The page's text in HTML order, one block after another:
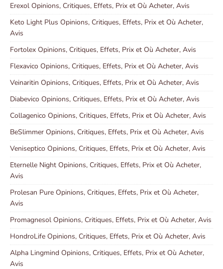
Erexol Opinions, Critiques, Effets, Prix et Où Acheter, Avis
Keto Light Plus Opinions, Critiques, Effets, Prix et Où Acheter,
Avis
Fortolex Opinions, Critiques, Effets, Prix et Où Acheter, Avis
Flexavico Opinions, Critiques, Effets, Prix et Où Acheter, Avis
Veinaritin Opinions, Critiques, Effets, Prix et Où Acheter, Avis
Diabevico Opinions, Critiques, Effets, Prix et Où Acheter, Avis
Collagenico Opinions, Critiques, Effets, Prix et Où Acheter, Avis
BeSlimmer Opinions, Critiques, Effets, Prix et Où Acheter, Avis
Veniseptico Opinions, Critiques, Effets, Prix et Où Acheter, Avis
Eternelle Night Opinions, Critiques, Effets, Prix et Où Acheter,
Avis
Prolesan Pure Opinions, Critiques, Effets, Prix et Où Acheter,
Avis
Promagnesol Opinions, Critiques, Effets, Prix et Où Acheter, Avis
HondroLife Opinions, Critiques, Effets, Prix et Où Acheter, Avis
Alpha Lingmind Opinions, Critiques, Effets, Prix et Où Acheter,
Avis